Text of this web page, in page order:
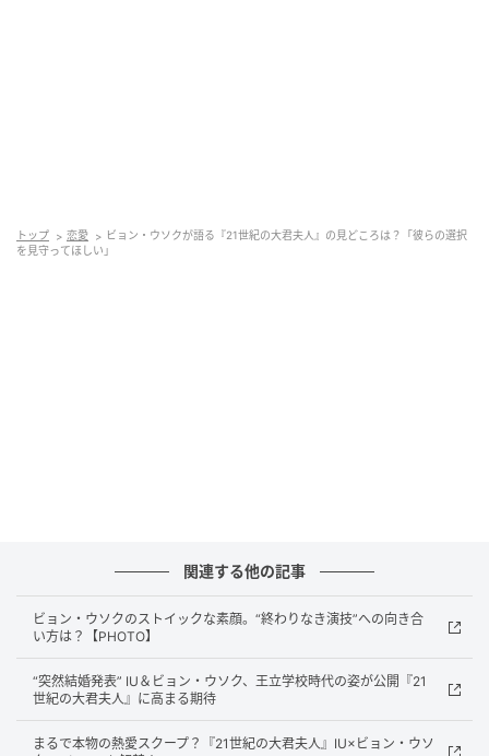
トップ 恋愛
ビョン・ウソクが語る『21世紀の大君夫人』の見どころは？「彼らの選択
を見守ってほしい」
関連する他の記事
ビョン・ウソクのストイックな素顔。“終わりなき演技”への向き合
い方は？【PHOTO】
“突然結婚発表” IU＆ビョン・ウソク、王立学校時代の姿が公開『21
世紀の大君夫人』に高まる期待
まるで本物の熱愛スクープ？『21世紀の大君夫人』IU×ビョン・ウソ